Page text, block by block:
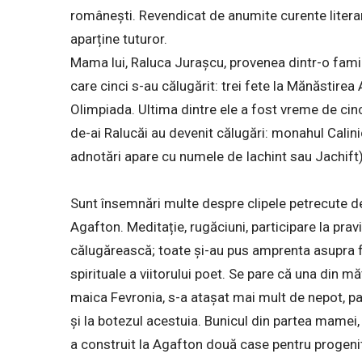
românești. Revendicat de anumite curente
aparține tuturor.
Mama lui, Raluca Jurașcu, provenea dintr-o
care cinci s-au călugărit: trei fete la Mănăstirea
Olimpiada. Ultima dintre ele a fost vreme de
de-ai Ralucăi au devenit călugări: monahul
adnotări apare cu numele de Iachint sau
Sunt însemnări multe despre clipele petrecute
Agafton. Meditație, rugăciuni, participare la
călugărească; toate și-au pus amprenta asupra
spirituale a viitorului poet. Se pare că una din
maica Fevronia, s-a atașat mai mult de nepot,
și la botezul acestuia. Bunicul din partea
a construit la Agafton două case pentru